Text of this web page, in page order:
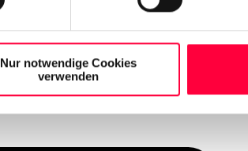
Nur notwendige Cookies
verwenden